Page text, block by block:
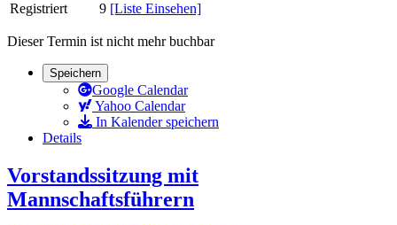
Registriert
9 [Liste Einsehen]
Dieser Termin ist nicht mehr buchbar
Speichern
Google Calendar
Yahoo Calendar
In Kalender speichern
Details
Vorstandssitzung mit
Mannschaftsführern